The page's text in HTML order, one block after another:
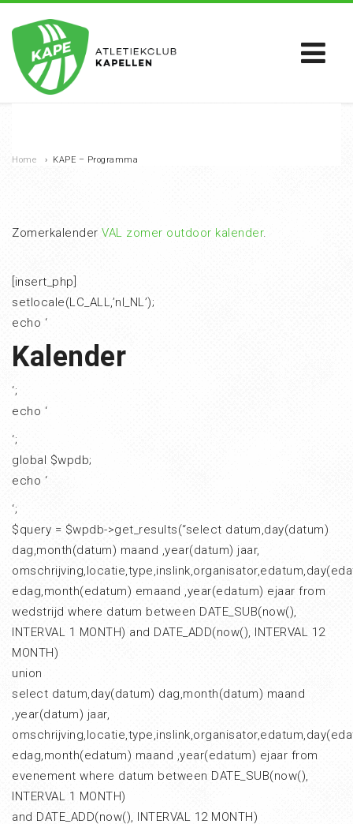
Home › KAPE – Programma
Zomerkalender VAL zomer outdoor kalender.
[insert_php]
setlocale(LC_ALL,’nl_NL’);
echo ‘
Kalender
‘;
echo ‘
‘;
global $wpdb;
echo ‘
‘;
$query = $wpdb->get_results(“select datum,day(datum)
dag,month(datum) maand ,year(datum) jaar,
edag,month(edatum) emaand ,year(edatum) ejaar from
wedstrijd where datum between DATE_SUB(now(),
INTERVAL 1 MONTH) and DATE_ADD(now(), INTERVAL 12
MONTH)
union
select datum,day(datum) dag,month(datum) maand
,year(datum) jaar,
edag,month(edatum) maand ,year(edatum) ejaar from
evenement where datum between DATE_SUB(now(),
INTERVAL 1 MONTH)
and DATE_ADD(now(), INTERVAL 12 MONTH)